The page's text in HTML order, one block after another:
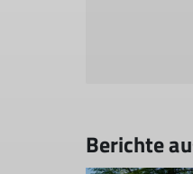
Berichte